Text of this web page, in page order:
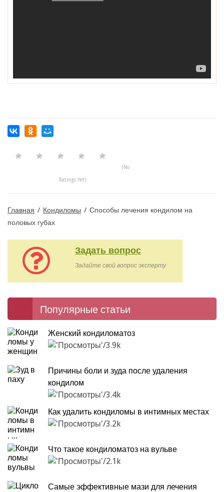
(No
Ratings Yet)
Главная / Кондиломы / Способы лечения кондилом на
половых губах
Задать вопрос
Задайте свой вопрос эксперту
Популярные статьи
Женский кондиломатоз
3.9k
Причины боли и зуда после удаления
кондилом
3.4k
Как удалить кондиломы в интимных местах
3.2k
Что такое кондиломатоз на вульве
2.1k
Самые эффективные мази для лечения